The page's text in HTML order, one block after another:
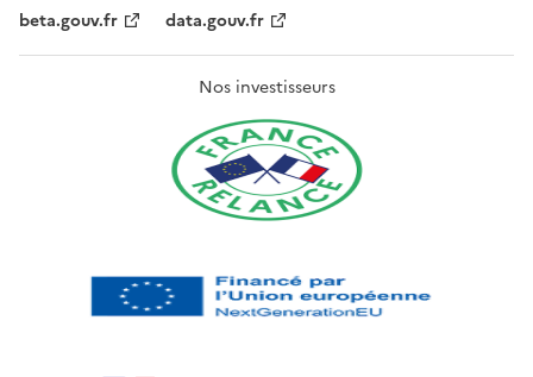
beta.gouv.fr
data.gouv.fr
Nos investisseurs